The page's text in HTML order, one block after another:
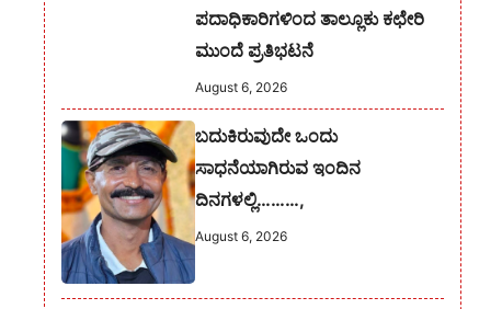
ಪದಾಧಿಕಾರಿಗಳಿಂದ ತಾಲ್ಲೂಕು ಕಛೇರಿ
ಮುಂದೆ ಪ್ರತಿಭಟನೆ
August 6, 2026
ಬದುಕಿರುವುದೇ ಒಂದು
ಸಾಧನೆಯಾಗಿರುವ ಇಂದಿನ
ದಿನಗಳಲ್ಲಿ………,
August 6, 2026